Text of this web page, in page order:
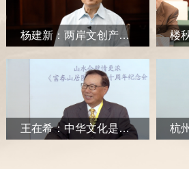
杨建新：两岸文创产业交流使台青更热爱中华文化、更认同两岸统一
王在希：中华文化是联结两岸最重要纽带，两岸终会实现统一